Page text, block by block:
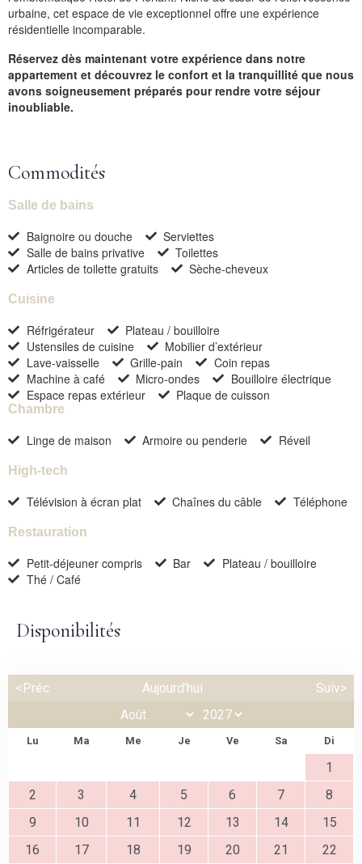
urbaine, cet espace de vie exceptionnel offre une expérience
résidentielle incomparable.
Réservez dès maintenant votre expérience dans notre
appartement et découvrez le confort et la tranquillité que nous
avons soigneusement préparés pour rendre votre séjour
inoubliable.
Commodités
Salle de bains
Baignoire ou douche
Serviettes
Salle de bains privative
Toilettes
Articles de toilette gratuits
Sèche-cheveux
Cuisine
Réfrigérateur
Plateau / bouilloire
Ustensiles de cuisine
Mobilier d’extérieur
Lave-vaisselle
Grille-pain
Coin repas
Machine à café
Micro-ondes
Bouilloire électrique
Espace repas extérieur
Plaque de cuisson
Chambre
Linge de maison Armoire ou penderie Réveil
High-tech
Télévision à écran plat Chaînes du câble Téléphone
Restauration
Petit-déjeuner compris Bar
Plateau / bouilloire
Thé / Café
Disponibilités
<Préc Aujourd'hui Suiv>
Lu Ma Me Je Ve Sa Di
1
2
3 4 5 6 7
8
9
10 11 12 13 14
15
16
17 18 19 20 21
22
Arrivée
Invités: